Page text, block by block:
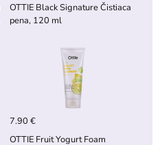
OTTIE Black Signature Čistiaca
pena, 120 ml
7.90 €
OTTIE Fruit Yogurt Foam